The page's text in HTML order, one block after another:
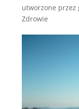
utworzone przez
Zdrowie